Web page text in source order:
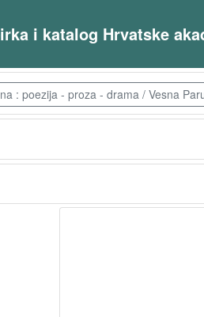
i katalog Hrvatske
: poezija - proza - drama / Vesna